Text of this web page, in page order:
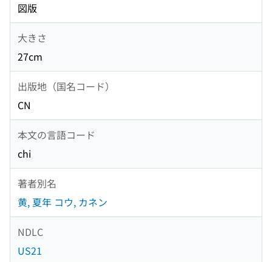
図版
大きさ
27cm
出版地（国名コード）
CN
本文の言語コード
chi
著者別名
黄, 夏年 コウ, カネン
NDLC
US21